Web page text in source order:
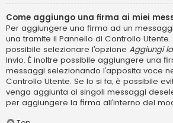
Come aggiungo una firma ai miei
Per aggiungere una firma ad un
una tramite il Pannello di Controllo
possibile selezionare l’opzione Aggiungi
invio. È inoltre possibile aggiungere una
messaggi selezionando l’apposita voce
Controllo Utente. Se lo si fa, è possibile
venga aggiunta ai singoli messaggi
per aggiungere la firma all’interno del